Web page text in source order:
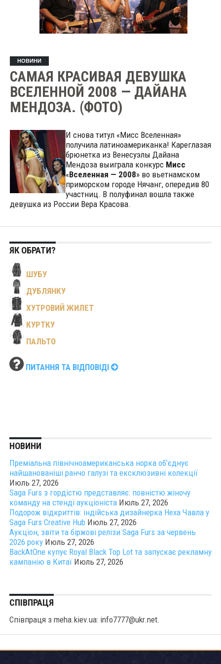
НОВИНИ
САМАЯ КРАСИВАЯ ДЕВУШКА
ВСЕЛЕННОЙ 2008 — ДАЙАНА
МЕНДОЗА. (ФОТО)
И снова титул «Мисс Вселенная»
получила латиноамериканка! Кареглазая
брюнетка из Венесуэлы Дайана
Мендоза выиграла конкурс Мисс
«Вселенная — 2008» во вьетнамском
приморском городе Нячанг, опередив 80
участниц. В полуфинал вошла также
девушка из Росcии Вера Красова.
ЯК ОБРАТИ?
ШУБУ
ДУБЛЯНКУ
ХУТРОВИЙ ЖИЛЕТ
КУРТКУ
ПАЛЬТО
ПИТАННЯ ТА ВІДПОВІДІ
НОВИНИ
Преміальна північноамериканська норка об’єднує
найшанованіші ранчо галузі та ексклюзивні колекції
Июль 27, 2026
Saga Furs з гордістю представляє: повністю жіночу
команду на стенді аукціоніста Июль 27, 2026
Подорож відкриттів: індійська дизайнерка Неха Чавла у
Saga Furs Creative Hub Июль 27, 2026
Аукціон, звіти та біржові релізи Saga Furs за червень
2026 року Июль 27, 2026
BackAtOne купує Royal Black Top Lot та запускає рекламну
кампанію в Китаї Июль 27, 2026
СПІВПРАЦЯ
Співпраця з meha.kiev.ua: info7777@ukr.net.